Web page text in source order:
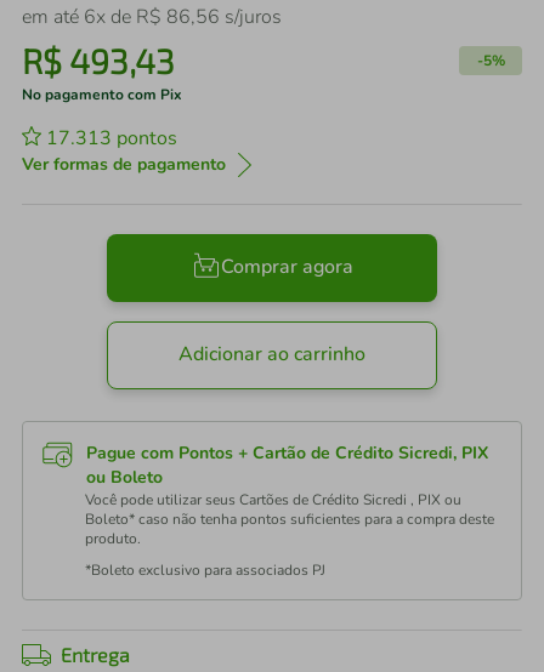
em até 6x de R$ 86,56 s/juros
R$ 493,43 -5%
No pagamento com Pix
17.313 pontos
Ver formas de pagamento
Comprar agora
Adicionar ao carrinho
Pague com Pontos + Cartão de Crédito Sicredi, PIX
ou Boleto
Você pode utilizar seus Cartões de Crédito Sicredi , PIX ou
Boleto* caso não tenha pontos suficientes para a compra deste
produto.
*Boleto exclusivo para associados PJ
Entrega